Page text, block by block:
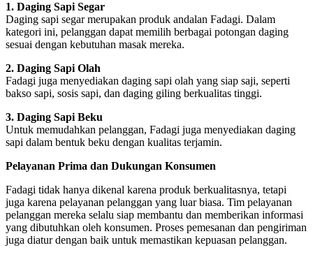
1. Daging Sapi Segar
Daging sapi segar merupakan produk andalan Fadagi. Dalam
kategori ini, pelanggan dapat memilih berbagai potongan daging
sesuai dengan kebutuhan masak mereka.
2. Daging Sapi Olah
Fadagi juga menyediakan daging sapi olah yang siap saji, seperti
bakso sapi, sosis sapi, dan daging giling berkualitas tinggi.
3. Daging Sapi Beku
Untuk memudahkan pelanggan, Fadagi juga menyediakan daging
sapi dalam bentuk beku dengan kualitas terjamin.
Pelayanan Prima dan Dukungan Konsumen
Fadagi tidak hanya dikenal karena produk berkualitasnya, tetapi
juga karena pelayanan pelanggan yang luar biasa. Tim pelayanan
pelanggan mereka selalu siap membantu dan memberikan informasi
yang dibutuhkan oleh konsumen. Proses pemesanan dan pengiriman
juga diatur dengan baik untuk memastikan kepuasan pelanggan.